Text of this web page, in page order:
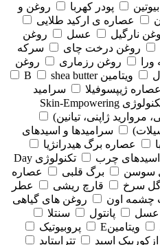
بیوتین پودر کهربا
روغن و
عصاره ی ارکید طلایی
نارگیل عسل
روغن
روغن درخت چای
سرکه
ورا روغن رزماری
روغن
ویتامین Bshea butter
عصاره ژیپسوفیلا
سرامید
تکنولوژی Skin-Empowering
سرامیدها و اسیدهای
عصاره برگ هیدرانژیا
اسیدهای چرب
تکنولوژی Day
سوسن برگ قلبی
عصاره
سرخ قارچ ریشی
عطر
چشمه اون
روغن های گیاهی
عسل پانتول
سنتلا
ویتامینE
پروبیوتیک
ازکوربیک اسید تتراپپتاید